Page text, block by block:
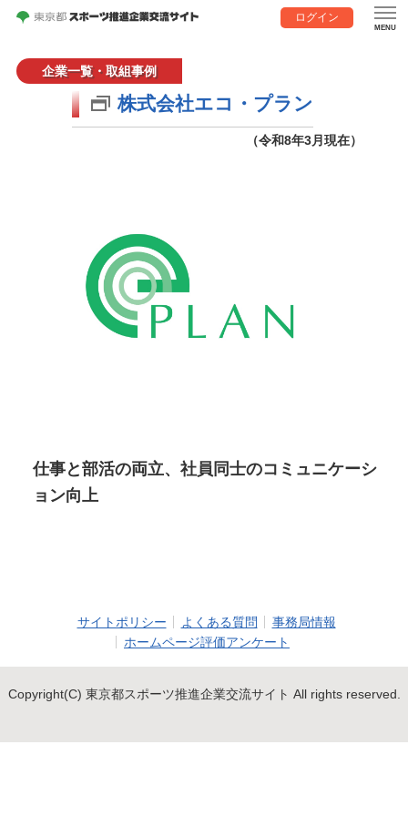
ログイン
企業一覧・取組事例
株式会社エコ・プラン
（令和8年3月現在）
仕事と部活の両立、社員同士のコミュニケーシ
ョン向上
サイトポリシー よくある質問
事務局情報
ホームページ評価アンケート
Copyright(C) 東京都スポーツ推進企業交流サイト All rights reserved.